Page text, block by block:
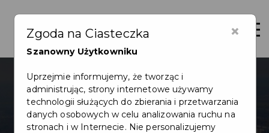
×
Zgoda na Ciasteczka
Szanowny Użytkowniku
Uprzejmie informujemy, że tworząc i
administrując, strony internetowe używamy
technologii służących do zbierania i przetwarzania
danych osobowych w celu analizowania ruchu na
stronach i w Internecie. Nie personalizujemy